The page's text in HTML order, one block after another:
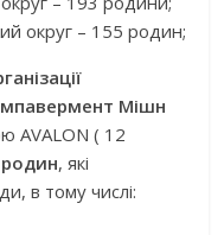
округ – 155 родин;
Мішн
AVALON ( 12
, які
в тому числі: